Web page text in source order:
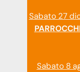
Sabato 27
Sabato 8